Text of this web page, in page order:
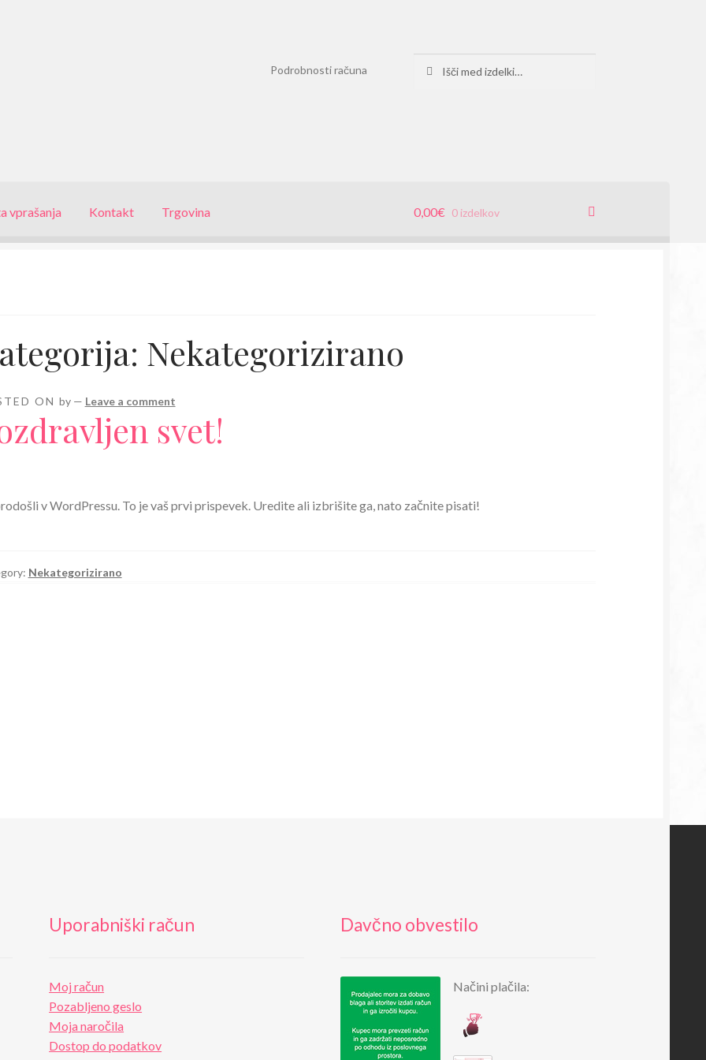
Podrobnosti računa
vprašanja Kontakt Trgovina 0,00€ 0 izdelkov
Nekategorizirano
ON by — Leave a comment
svet!
v WordPressu. To je vaš prvi prispevek. Uredite ali izbrišite ga, nato začnite pisati!
Nekategorizirano
Uporabniški račun
Moj račun
Pozabljeno geslo
Moja naročila
Dostop do podatkov
Davčno obvestilo
Načini plačila: